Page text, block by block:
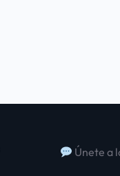
Únete a